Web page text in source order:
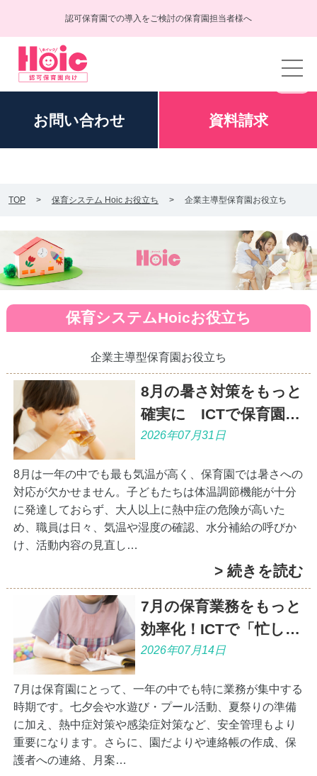
認可保育園での導入をご検討の保育園担当者様へ
お問い合わせ 資料請求
TOP 保育システム Hoic お役立ち 企業主導型保育園お役立ち
保育システムHoicお役立ち
企業主導型保育園お役立ち
8月の暑さ対策をもっと
確実に ICTで保育園…
2026年07月31日
8月は一年の中でも最も気温が高く、保育園では暑さへの
対応が欠かせません。子どもたちは体温調節機能が十分
に発達しておらず、大人以上に熱中症の危険が高いた
め、職員は日々、気温や湿度の確認、水分補給の呼びか
け、活動内容の見直し…
> 続きを読む
7月の保育業務をもっと
効率化！ICTで「忙し…
2026年07月14日
7月は保育園にとって、一年の中でも特に業務が集中する
時期です。七夕会や水遊び・プール活動、夏祭りの準備
に加え、熱中症対策や感染症対策など、安全管理もより
重要になります。さらに、園だよりや連絡帳の作成、保
護者への連絡、月案…